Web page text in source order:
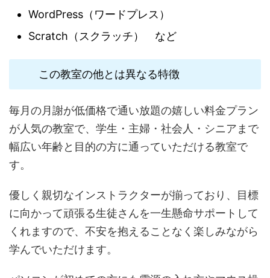
WordPress（ワードプレス）
Scratch（スクラッチ） など
この教室の他とは異なる特徴
毎月の月謝が低価格で通い放題の嬉しい料金プラン
が人気の教室で、学生・主婦・社会人・シニアまで
幅広い年齢と目的の方に通っていただける教室で
す。
優しく親切なインストラクターが揃っており、目標
に向かって頑張る生徒さんを一生懸命サポートして
くれますので、不安を抱えることなく楽しみながら
学んでいただけます。